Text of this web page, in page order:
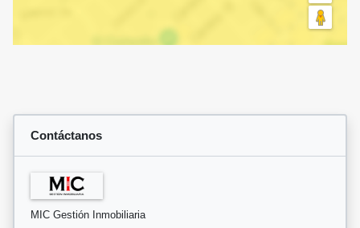
Contáctanos
MIC Gestión Inmobiliaria